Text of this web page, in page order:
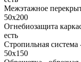
Межэтажное
50х200
Огнебиозащита
есть
Стропильная система
50х150